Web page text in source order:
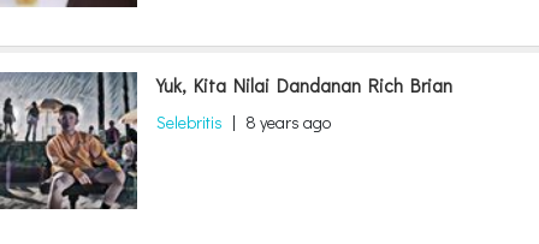
Yuk, Kita Nilai Dandanan Rich Brian
Selebritis | 8 years ago